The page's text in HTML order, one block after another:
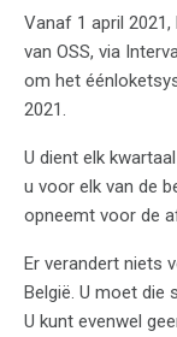
Vanaf 1 april
van OSS, via
om het
2021.
U dient elk
u voor elk van de
opneemt voor de
Er verandert niets
België. U moet die
U kunt evenwel